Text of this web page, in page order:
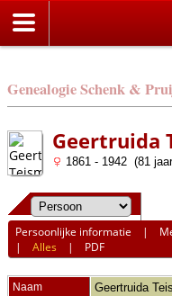
Genealogie Schenk &
Geertruida
1861 - 1942 (81
Persoonlijke informatie |
|Alles | PDF
Naam Geertruida